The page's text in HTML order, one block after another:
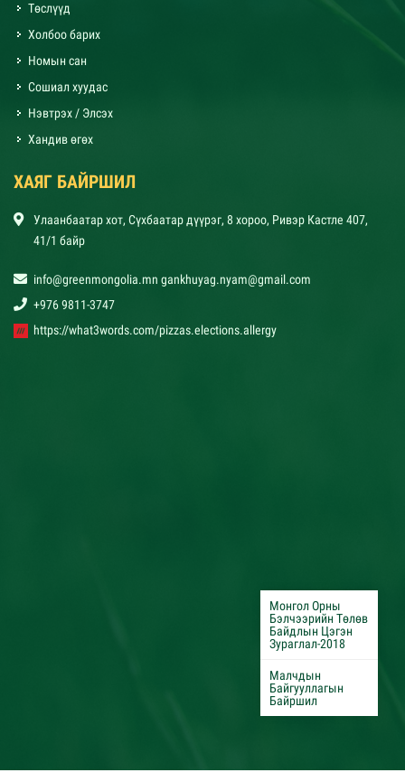
Төслүүд
Холбоо барих
Номын сан
Сошиал хуудас
Нэвтрэх / Элсэх
Хандив өгөх
ХАЯГ БАЙРШИЛ
Улаанбаатар хот, Сүхбаатар дүүрэг, 8 хороо, Ривэр Кастле 407,
41/1 байр
info@greenmongolia.mn gankhuyag.nyam@gmail.com
+976 9811-3747
https://what3words.com/pizzas.elections.allergy
Монгол Орны
Бэлчээрийн Төлөв
Байдлын Цэгэн
Зураглал-2018
Малчдын
Байгууллагын
Байршил